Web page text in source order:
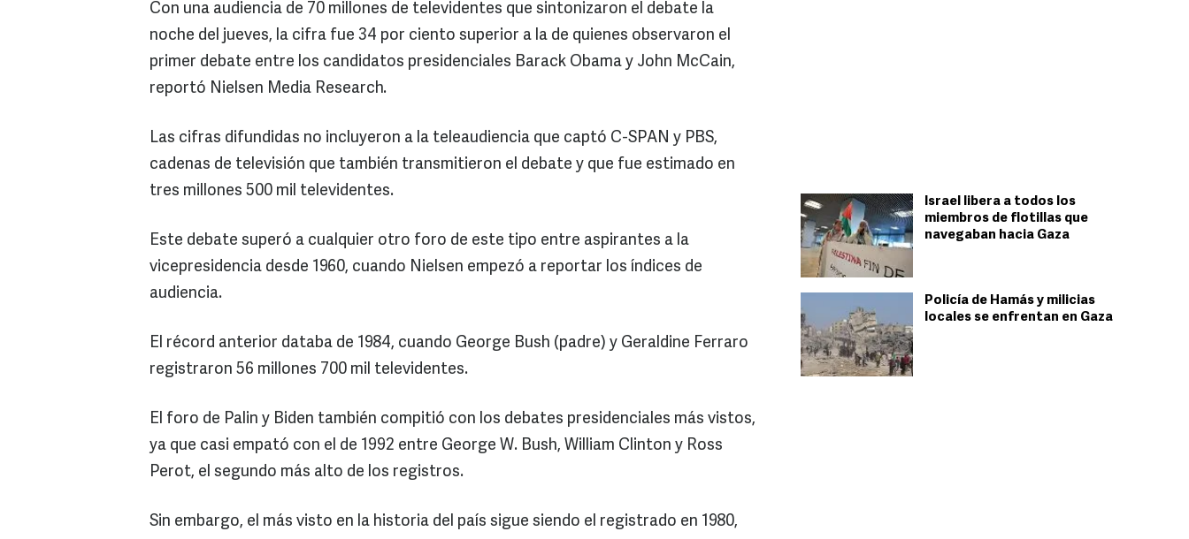
Israel libera a todos los
miembros de flotillas que
navegaban hacia Gaza
Policía de Hamás y milicias
locales se enfrentan en Gaza
Con una audiencia de 70 millones de televidentes que sintonizaron el debate la
noche del jueves, la cifra fue 34 por ciento superior a la de quienes observaron el
primer debate entre los candidatos presidenciales Barack Obama y John McCain,
reportó Nielsen Media Research.
Las cifras difundidas no incluyeron a la teleaudiencia que captó C-SPAN y PBS,
cadenas de televisión que también transmitieron el debate y que fue estimado en
tres millones 500 mil televidentes.
Este debate superó a cualquier otro foro de este tipo entre aspirantes a la
vicepresidencia desde 1960, cuando Nielsen empezó a reportar los índices de
audiencia.
El récord anterior databa de 1984, cuando George Bush (padre) y Geraldine Ferraro
registraron 56 millones 700 mil televidentes.
El foro de Palin y Biden también compitió con los debates presidenciales más vistos,
ya que casi empató con el de 1992 entre George W. Bush, William Clinton y Ross
Perot, el segundo más alto de los registros.
Sin embargo, el más visto en la historia del país sigue siendo el registrado en 1980,